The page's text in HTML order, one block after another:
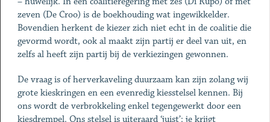
zeven (De Croo) is de boekhouding wat ingewikkelder.
Bovendien herkent de kiezer zich niet echt in de coalitie die
gevormd wordt, ook al maakt zijn partij er deel van uit, en
zelfs al heeft zijn partij bij de verkiezingen gewonnen.
De vraag is of herverkaveling duurzaam kan zijn zolang wij
grote kieskringen en een evenredig kiesstelsel kennen. Bij
ons wordt de verbrokkeling enkel tegengewerkt door een
kiesdrempel. Ons stelsel is uiteraard ‘juist’: je krijgt